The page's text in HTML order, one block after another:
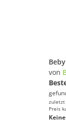
von
zuletzt
Preis